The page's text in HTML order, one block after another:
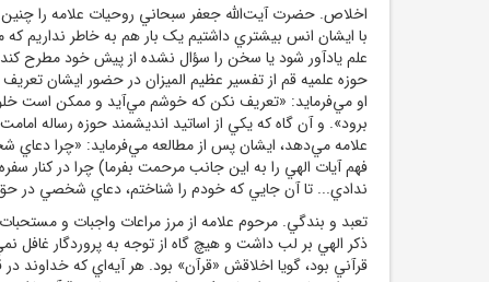
اخلاص. حضرت آيت‌الله جعفر سبحاني روحيات علامه را
با ايشان انس بيشتري داشتيم يک بار هم به خاطر نداريم که
علم يادآور شود يا سخن را سؤال نشده از پيش خود مطرح
حوزه علميه قم از تفسير عظيم الميزان در حضور ايشان
او مي‌فرمايد: «تعريف نکن که خوشم مي‌آيد و ممکن است
برود». و آن گاه که يکي از اساتيد انديشمند حوزه رساله
علامه مي‌دهد، ايشان پس از مطالعه مي‌فرمايد: «چرا دعاي
فهم آيات الهي را به اين جانب مرحمت بفرما) چرا در کنار
ندادي... تا آن جايي که خودم را شناختم، دعاي شخصي در
تعبد و بندگي. مرحوم علامه از مرز مراعات واجبات و
ذکر الهي بر لب داشت و هيچ گاه از توجه به پروردگار غافل
قرآني بود، گويا اخلاقش «قرآن» بود. هر آيه‌اي که خداوند